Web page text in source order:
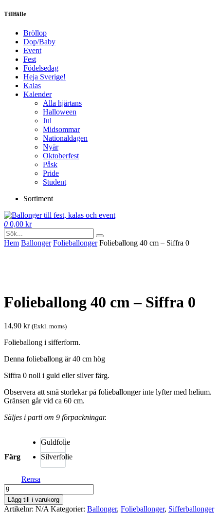
Tillfälle
Bröllop
Dop/Baby
Event
Fest
Födelsedag
Heja Sverige!
Kalas
Kalender
Alla hjärtans
Halloween
Jul
Midsommar
Nationaldagen
Nyår
Oktoberfest
Påsk
Pride
Student
Sortiment
0 0,00 kr
Hem Ballonger Folie­­­ballonger Folieballong 40 cm – Siffra 0
Folieballong 40 cm – Siffra 0
14,90 kr (Exkl. moms)
Folieballong i sifferform.
Denna folieballong är 40 cm hög
Siffra 0 noll i guld eller silver färg.
Observera att små storlekar på folieballonger inte lyfter med helium.
Gränsen går vid ca 60 cm.
Säljes i parti om 9 förpackningar.
Färg
Guldfolie
Silverfolie
Rensa
Folieballong
40
cm
Lägg till i varukorg
Artikelnr: N/A Kategorier: Ballonger, Folie­­­ballonger, Siffer­­ballonger